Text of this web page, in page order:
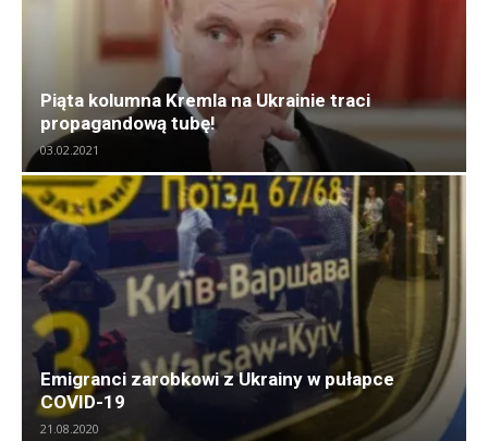
Piąta kolumna Kremla na Ukrainie traci
propagandową tubę!
03.02.2021
Emigranci zarobkowi z Ukrainy w pułapce
COVID-19
21.08.2020